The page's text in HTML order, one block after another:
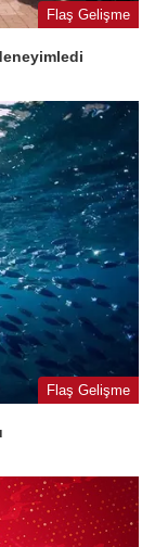
Flaş Gelişme
Flaş Gelişme